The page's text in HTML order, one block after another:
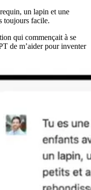
un lapin et une
toujours facile.
qui commençait à se
de m’aider pour inventer